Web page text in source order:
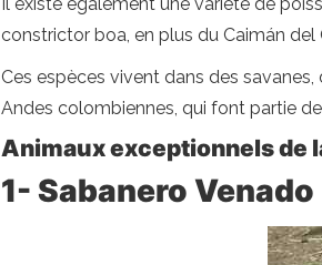
constrictor boa, en plus du Caimán del
Ces espèces vivent dans des
Andes colombiennes, qui font partie
Animaux exceptionnels de
1- Sabanero Venado